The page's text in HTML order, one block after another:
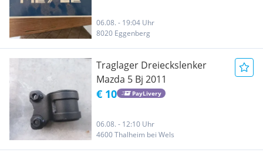
06.08. - 19:04 Uhr
8020 Eggenberg
Traglager Dreieckslenker
Mazda 5 Bj 2011
€ 10 PayLivery
06.08. - 12:10 Uhr
4600 Thalheim bei Wels